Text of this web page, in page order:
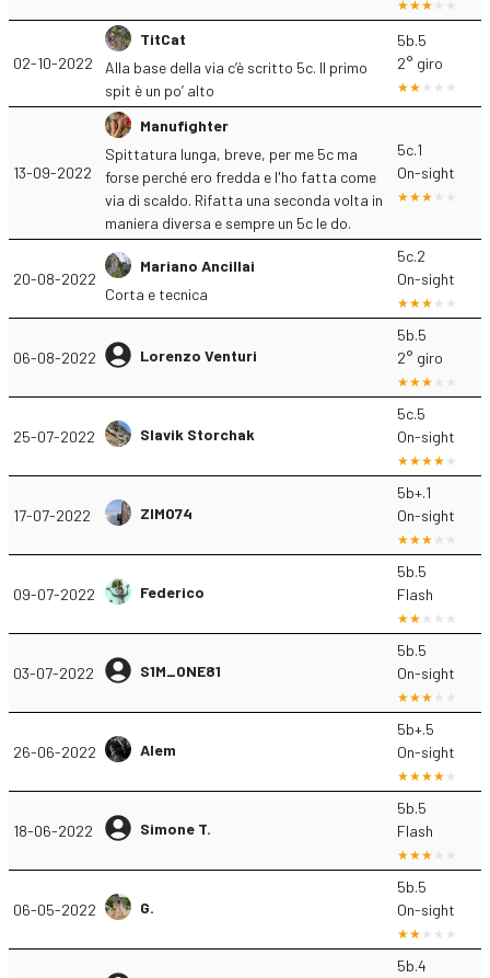
02-10-2022
TitCat
Alla base della via c’è scritto 5c. Il primo
spit è un po’ alto
5b.5
2° giro
13-09-2022
Manufighter
Spittatura lunga, breve, per me 5c ma
forse perché ero fredda e l'ho fatta come
via di scaldo. Rifatta una seconda volta in
maniera diversa e sempre un 5c le do.
5c.1
On-sight
20-08-2022
Mariano Ancillai
Corta e tecnica
5c.2
On-sight
06-08-2022 Lorenzo Venturi
5b.5
2° giro
25-07-2022 Slavik Storchak
5c.5
On-sight
17-07-2022 ZIMO74
5b+.1
On-sight
09-07-2022 Federico
5b.5
Flash
03-07-2022 S1M_ONE81
5b.5
On-sight
26-06-2022 Alem
5b+.5
On-sight
18-06-2022 Simone T.
5b.5
Flash
06-05-2022 G.
5b.5
On-sight
5b.4